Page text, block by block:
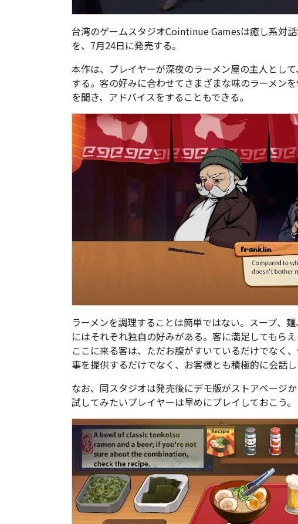
台湾のゲームスタジオCointinue Gamesは癒し系対
を、7月24日に発売する。
本作は、プレイヤーが深夜のラーメン屋の主人とし
する。客の好みに合わせてさまざまな味のラーメン
を聞き、アドバイスをすることもできる。
ラーメンを調理することは簡単ではない。スープ、
にはそれぞれ独自の好みがある。客に満足してもらえ
ここに来る客は、ただお腹がすいているだけでなく
事を提供するだけでなく、お客様とも積極的に会話し
なお、同スタジオは発売後にデモ版がストアページ
試してみたいプレイヤーは早めにプレイしておこう。